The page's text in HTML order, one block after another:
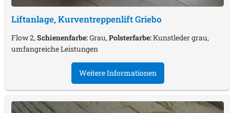
Liftanlage, KurventreppenliftGriebo
Flow 2,Schienenfarbe:Grau,Polsterfarbe:Kunstleder grau,
umfangreiche Leistungen
Weitere Informationen